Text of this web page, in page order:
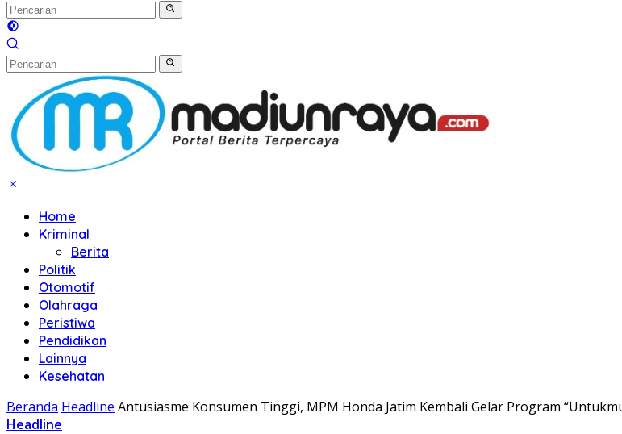
Home
Kriminal
Berita
Politik
Otomotif
Olahraga
Peristiwa
Pendidikan
Lainnya
Kesehatan
Beranda Headline Antusiasme Konsumen Tinggi, MPM Honda Jatim Kembali Gelar Program
Headline